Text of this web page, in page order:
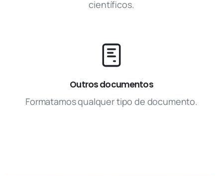
científicos.
Outros documentos
Formatamos qualquer tipo de documento.